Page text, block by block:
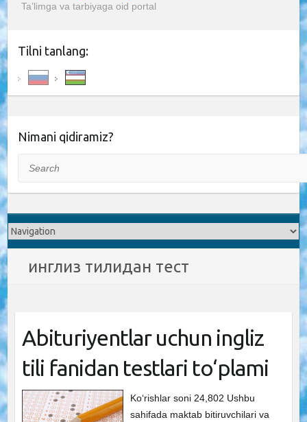
Ta’limga va tarbiyaga oid portal
Tilni tanlang:
Nimani qidiramiz?
инглиз тилидан тест
Abituriyentlar uchun ingliz
tili fanidan testlari to‘plami
Ko‘rishlar soni 24,802 Ushbu
sahifada maktab bitiruvchilari va